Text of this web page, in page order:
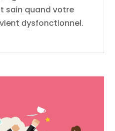
sain quand votre
dysfonctionnel.